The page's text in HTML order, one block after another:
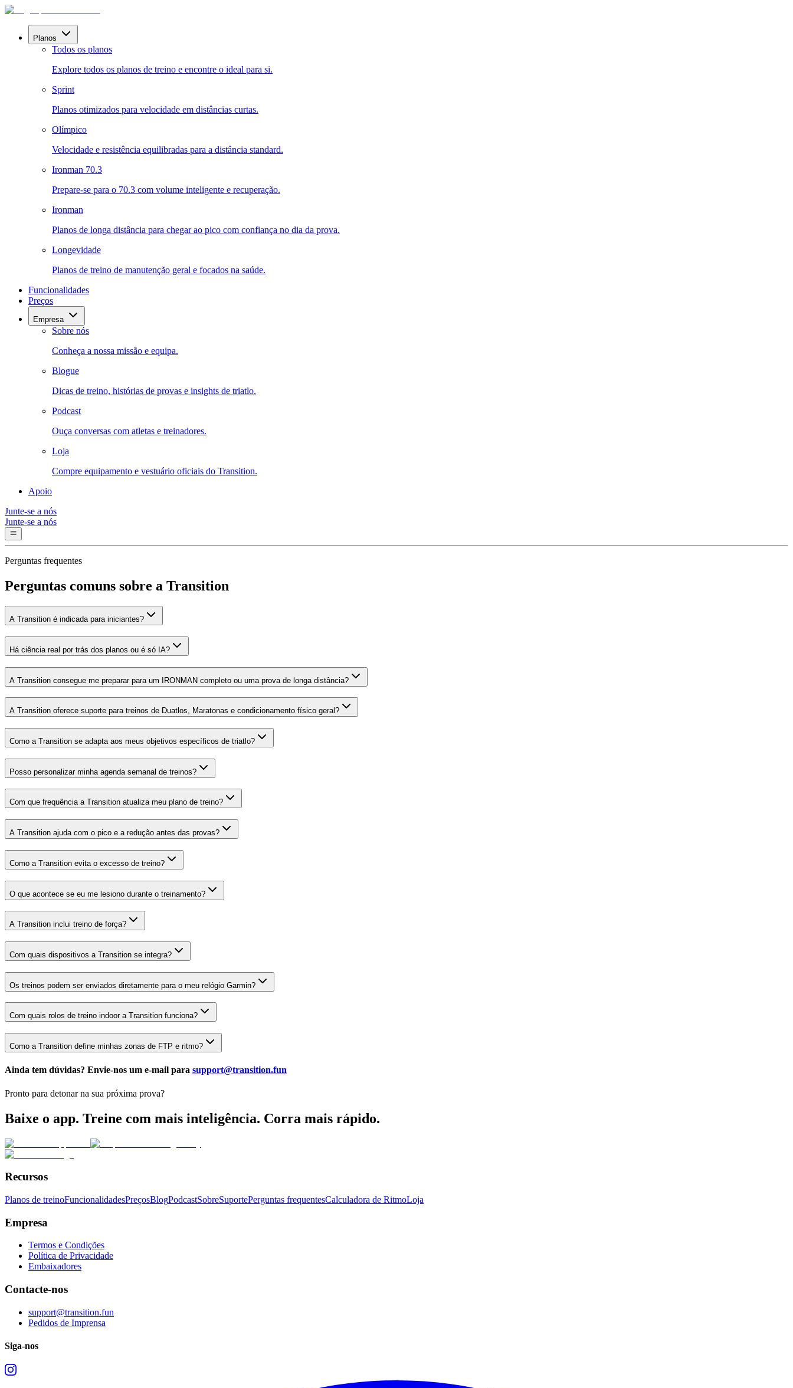
Planos
Todos os planos
Explore todos os planos de treino e encontre o ideal para si.
Sprint
Planos otimizados para velocidade em distâncias curtas.
Olímpico
Velocidade e resistência equilibradas para a distância standard.
Ironman 70.3
Prepare-se para o 70.3 com volume inteligente e recuperação.
Ironman
Planos de longa distância para chegar ao pico com confiança no dia da prova.
Longevidade
Planos de treino de manutenção geral e focados na saúde.
Funcionalidades
Preços
Empresa
Sobre nós
Conheça a nossa missão e equipa.
Blogue
Dicas de treino, histórias de provas e insights de triatlo.
Podcast
Ouça conversas com atletas e treinadores.
Loja
Compre equipamento e vestuário oficiais do Transition.
Apoio
Junte-se a nós
Junte-se a nós
Perguntas frequentes
Perguntas comuns sobre a Transition
A Transition é indicada para iniciantes?
Há ciência real por trás dos planos ou é só IA?
A Transition consegue me preparar para um IRONMAN completo ou uma prova de longa distância?
A Transition oferece suporte para treinos de Duatlos, Maratonas e condicionamento físico geral?
Como a Transition se adapta aos meus objetivos específicos de triatlo?
Posso personalizar minha agenda semanal de treinos?
Com que frequência a Transition atualiza meu plano de treino?
A Transition ajuda com o pico e a redução antes das provas?
Como a Transition evita o excesso de treino?
O que acontece se eu me lesiono durante o treinamento?
A Transition inclui treino de força?
Com quais dispositivos a Transition se integra?
Os treinos podem ser enviados diretamente para o meu relógio Garmin?
Com quais rolos de treino indoor a Transition funciona?
Como a Transition define minhas zonas de FTP e ritmo?
Ainda tem dúvidas? Envie-nos um e-mail para support@transition.fun
Pronto para detonar na sua próxima prova?
Baixe o app. Treine com mais inteligência. Corra mais rápido.
Recursos
Planos de treinoFuncionalidadesPreçosBlogPodcastSobreSuportePerguntas frequentesCalculadora de RitmoLoja
Empresa
Termos e Condições
Política de Privacidade
Embaixadores
Contacte-nos
support@transition.fun
Pedidos de Imprensa
Siga-nos